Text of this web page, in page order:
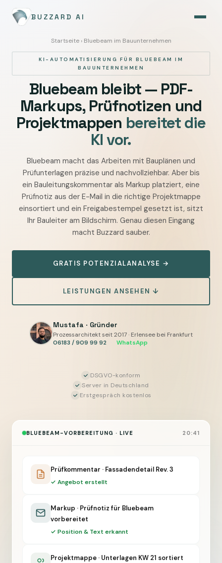
BUZZARD AI
Startseite› Bluebeam im Bauunternehmen
KI-AUTOMATISIERUNG FÜR BLUEBEAM IM
BAUUNTERNEHMEN
Bluebeam bleibt — PDF-
Markups, Prüfnotizen und
Projektmappen bereitet die
KI vor.
Bluebeam
im
Bauunternehmen
mit
automatisieren
Markups,
und
vorbereiten,
Sie
Bluebeam macht das Arbeiten mit Bauplänen und
Prüfunterlagen präzise und nachvollziehbar. Aber bis
ein Bauleitungskommentar als Markup platziert, eine
Prüfnotiz aus der E-Mail in die richtige Projektmappe
einsortiert und ein Freigabestempel gesetzt ist, sitzt
Ihr Bauleiter am Bildschirm. Genau diesen Eingang
macht Buzzard sauber.
GRATIS POTENZIALANALYSE →
LEISTUNGEN ANSEHEN ↓
Mustafa · Gründer
Prozessarchitekt seit 2017 · Erlensee bei Frankfurt
06183 / 909 99 92
WhatsApp
DSGVO-konform
Server in Deutschland
Erstgespräch kostenlos
BLUEBEAM-VORBEREITUNG · LIVE 20:41
Prüfkommentar · Fassadendetail Rev. 3
✓ Angebot erstellt
Markup · Prüfnotiz für Bluebeam
vorbereitet
✓ Position & Text erkannt
Projektmappe · Unterlagen KW 21 sortiert